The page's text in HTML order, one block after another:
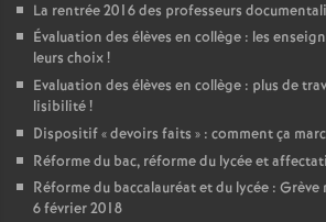
La rentrée 2016 des professeurs
Évaluation des élèves en collège : les
leurs choix!
Evaluation des élèves en collège : plus de
lisibilité!
Dispositif «devoirs faits » : comment ça
Réforme du bac, réforme du lycée et
Réforme du baccalauréat et du lycée :
6 février 2018